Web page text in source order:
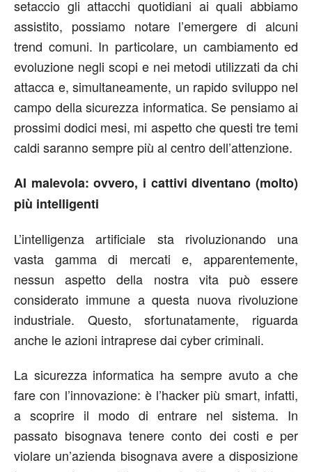
setaccio gli attacchi quotidiani ai quali abbiamo
assistito, possiamo notare l’emergere di alcuni
trend comuni. In particolare, un cambiamento ed
evoluzione negli scopi e nei metodi utilizzati da chi
attacca e, simultaneamente, un rapido sviluppo nel
campo della sicurezza informatica. Se pensiamo ai
prossimi dodici mesi, mi aspetto che questi tre temi
caldi saranno sempre più al centro dell’attenzione.
AI malevola: ovvero, i cattivi diventano (molto)
più intelligenti
L’intelligenza artificiale sta rivoluzionando una
vasta gamma di mercati e, apparentemente,
nessun aspetto della nostra vita può essere
considerato immune a questa nuova rivoluzione
industriale. Questo, sfortunatamente, riguarda
anche le azioni intraprese dai cyber criminali.
La sicurezza informatica ha sempre avuto a che
fare con l’innovazione: è l’hacker più smart, infatti,
a scoprire il modo di entrare nel sistema. In
passato bisognava tenere conto dei costi e per
violare un’azienda bisognava avere a disposizione